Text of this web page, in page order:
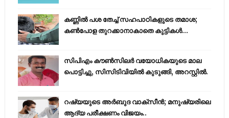
കണ്ണിൽ പശ തേച്ച് സഹപാഠികളുടെ തമാശ;
കൺപോള തുറക്കാനാകാതെ കുട്ടികൾ...
സിപിഎം കൗണ്‍സിലര്‍ വയോധികയുടെ മാല
പൊട്ടിച്ചു, സിസിടിവിയില്‍ കുടുങ്ങി, അറസ്റ്റില്‍.
റഷ്യയുടെ അര്‍ബുദ വാക്‌സീന്‍; മനുഷ്യരിലെ
ആദ്യ പരീക്ഷണം വിജയം..